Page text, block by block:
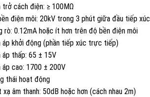
trở cách điện: ≥ 100MΩ
điện môi: 20kV trong 3 phút giữa đầu tiếp
rò: 0.12mA hoặc ít hơn trên độ bền điện môi
áp khởi động (phần tiếp xúc trực tiếp)
áp thấp: 65 ± 15V
áp cao: 1700 ± 200V
thái hoạt động
xạ âm thanh: 50dB hoặc hơn (cách nhau 2m)
KINH DOANH 1: 082
KINH DOANH 3: 0824